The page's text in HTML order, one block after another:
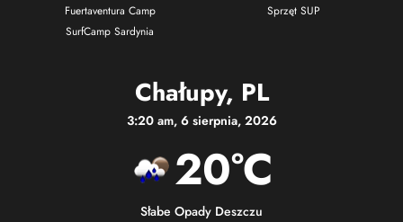
Fuertaventura Camp
SurfCamp Sardynia
Sprzęt SUP
Chałupy, PL
3:20 am, 6 sierpnia, 2026
20°C
Słabe Opady Deszczu